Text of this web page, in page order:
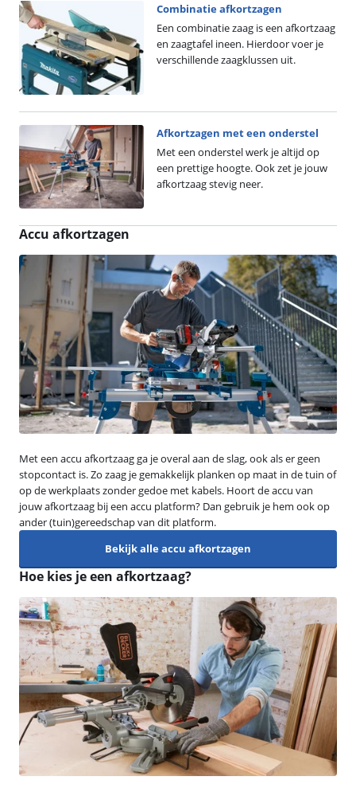
Combinatie afkortzagen
Een combinatie zaag is een afkortzaag
en zaagtafel ineen. Hierdoor voer je
verschillende zaagklussen uit.
Afkortzagen met een onderstel
Met een onderstel werk je altijd op
een prettige hoogte. Ook zet je jouw
afkortzaag stevig neer.
Accu afkortzagen
Met een accu afkortzaag ga je overal aan de slag, ook als er geen
stopcontact is. Zo zaag je gemakkelijk planken op maat in de tuin of
op de werkplaats zonder gedoe met kabels. Hoort de accu van
jouw afkortzaag bij een accu platform? Dan gebruik je hem ook op
ander (tuin)gereedschap van dit platform.
Bekijk alle accu afkortzagen
Hoe kies je een afkortzaag?